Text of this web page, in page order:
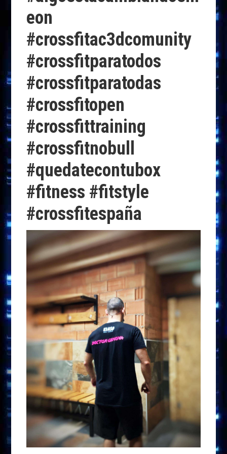
eon
#crossfitac3dcomunity
#crossfitparatodos
#crossfitparatodas
#crossfitopen
#crossfittraining
#crossfitnobull
#quedatecontubox
#fitness #fitstyle
#crossfitespaña